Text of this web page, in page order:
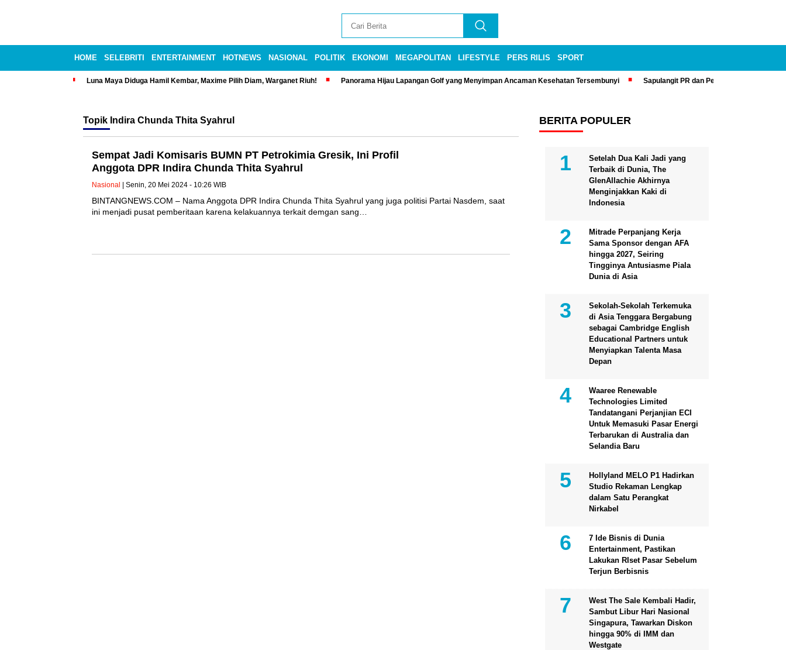
HOME SELEBRITI ENTERTAINMENT HOTNEWS NASIONAL POLITIK EKONOMI MEGAPOLITAN LIFESTYLE PERS RILIS SPORT
Luna Maya Diduga Hamil Kembar, Maxime Pilih Diam, Warganet Riuh! Panorama Hijau Lapangan Golf yang Menyimpan Ancaman Kesehatan Tersembunyi Sapulangit PR dan Persrilis.com Bisa
Topik Indira Chunda Thita Syahrul
Sempat Jadi Komisaris BUMN PT Petrokimia Gresik, Ini Profil
Anggota DPR Indira Chunda Thita Syahrul
Nasional | Senin, 20 Mei 2024 - 10:26 WIB
BINTANGNEWS.COM – Nama Anggota DPR Indira Chunda Thita Syahrul yang juga politisi Partai Nasdem, saat
ini menjadi pusat pemberitaan karena kelakuannya terkait demgan sang…
BERITA POPULER
Setelah Dua Kali Jadi yang
Terbaik di Dunia, The
GlenAllachie Akhirnya
Menginjakkan Kaki di
Indonesia
Mitrade Perpanjang Kerja
Sama Sponsor dengan AFA
hingga 2027, Seiring
Tingginya Antusiasme Piala
Dunia di Asia
Sekolah-Sekolah Terkemuka
di Asia Tenggara Bergabung
sebagai Cambridge English
Educational Partners untuk
Menyiapkan Talenta Masa
Depan
Waaree Renewable
Technologies Limited
Tandatangani Perjanjian ECI
Untuk Memasuki Pasar Energi
Terbarukan di Australia dan
Selandia Baru
Hollyland MELO P1 Hadirkan
Studio Rekaman Lengkap
dalam Satu Perangkat
Nirkabel
7 Ide Bisnis di Dunia
Entertainment, Pastikan
Lakukan RIset Pasar Sebelum
Terjun Berbisnis
West The Sale Kembali Hadir,
Sambut Libur Hari Nasional
Singapura, Tawarkan Diskon
hingga 90% di IMM dan
Westgate